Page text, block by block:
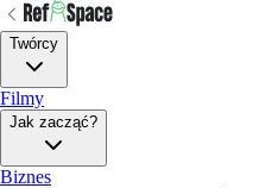
Twórcy
Filmy
Jak zacząć?
Biznes